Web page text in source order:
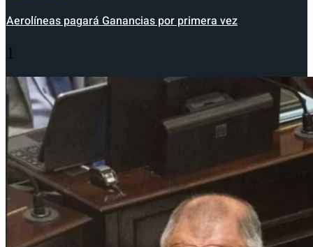
Aerolíneas pagará Ganancias por primera vez
1